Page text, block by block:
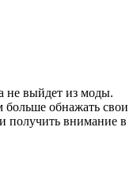
не выйдет из моды.
обнажать свои
получить внимание в